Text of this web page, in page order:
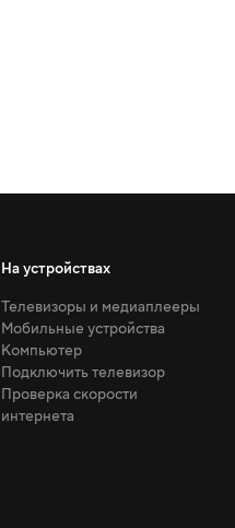
На устройствах
Телевизоры и медиаплееры
Мобильные устройства
Компьютер
Подключить телевизор
Проверка скорости
интернета